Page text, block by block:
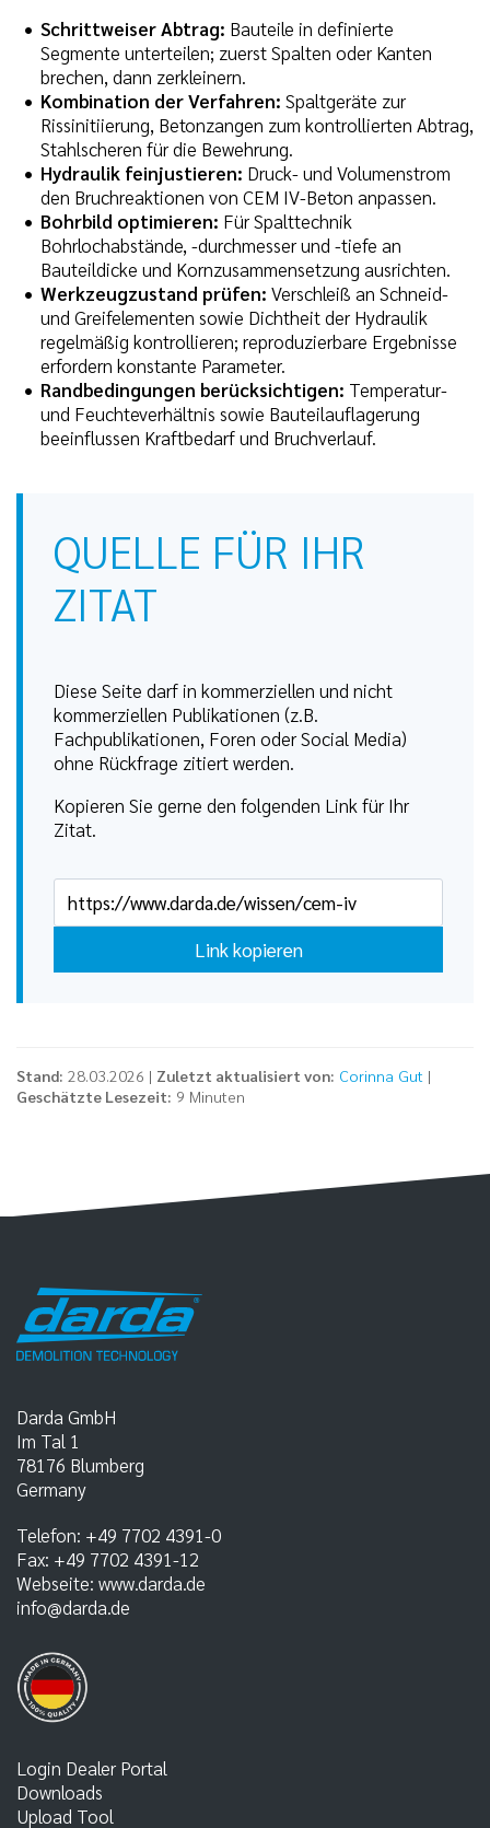
Schrittweiser Abtrag: Bauteile in definierte
Segmente unterteilen; zuerst Spalten oder Kanten
brechen, dann zerkleinern.
Kombination der Verfahren: Spaltgeräte zur
Rissinitiierung, Betonzangen zum kontrollierten Abtrag,
Stahlscheren für die Bewehrung.
Hydraulik feinjustieren: Druck- und Volumenstrom
den Bruchreaktionen von CEM IV-Beton anpassen.
Bohrbild optimieren: Für Spalttechnik
Bohrlochabstände, -durchmesser und -tiefe an
Bauteildicke und Kornzusammensetzung ausrichten.
Werkzeugzustand prüfen: Verschleiß an Schneid-
und Greifelementen sowie Dichtheit der Hydraulik
regelmäßig kontrollieren; reproduzierbare Ergebnisse
erfordern konstante Parameter.
Randbedingungen berücksichtigen: Temperatur-
und Feuchteverhältnis sowie Bauteilauflagerung
beeinflussen Kraftbedarf und Bruchverlauf.
QUELLE FÜR IHR
ZITAT
Diese Seite darf in kommerziellen und nicht
kommerziellen Publikationen (z.B.
Fachpublikationen, Foren oder Social Media)
ohne Rückfrage zitiert werden.
Kopieren Sie gerne den folgenden Link für Ihr
Zitat.
Link kopieren
Stand: 28.03.2026 | Zuletzt aktualisiert von: Corinna Gut |
Geschätzte Lesezeit: 9 Minuten
Darda GmbH
Im Tal 1
78176 Blumberg
Germany
Telefon: +49 7702 4391-0
Fax: +49 7702 4391-12
Webseite: www.darda.de
info@darda.de
Login Dealer Portal
Downloads
Upload Tool